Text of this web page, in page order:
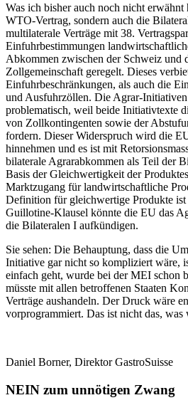
Was ich bisher auch noch nicht erwähnt
WTO-Vertrag, sondern auch die
multilaterale Verträge mit 38.
Einfuhrbestimmungen
Abkommen zwischen der Schweiz und
Zollgemeinschaft geregelt. Dieses
Einfuhrbeschränkungen, als auch die
und Ausfuhrzöllen. Die Agrar-
problematisch, weil beide Initiativtexte
von Zollkontingenten sowie der
fordern. Dieser Widerspruch wird die
hinnehmen und es ist mit
bilaterale Agrarabkommen als Teil der
Basis der Gleichwertigkeit der
Marktzugang für landwirtschaftliche
Definition für gleichwertige Produkte ist
Guillotine-Klausel könnte die EU das
die Bilateralen I aufkündigen.
Sie sehen: Die Behauptung, dass die
Initiative gar nicht so kompliziert wäre,
einfach geht, wurde bei der MEI schon
müsste mit allen betroffenen Staaten
Verträge aushandeln. Der Druck wäre
vorprogrammiert. Das ist nicht das, was
Daniel Borner, Direktor GastroSuisse
NEIN zum unnötigen Zwang